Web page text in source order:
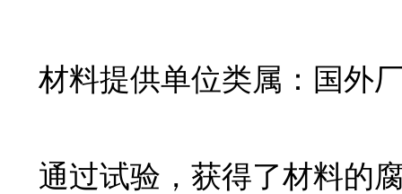
材料提供单位类属：国外
通过试验，获得了材料的